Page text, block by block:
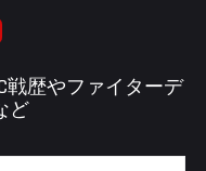
戦歴やファイターデ
ど